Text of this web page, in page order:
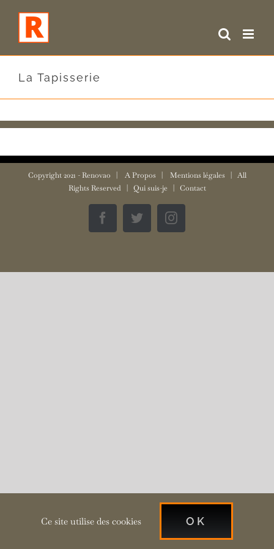
Skip
La Tapisserie
Copyright 2021 -Renovao | A Propos| Mentions légales| All
Rights Reserved | Qui suis-je | Contact
FacebookTwitterInstagram
Ce site utilise des cookies OK